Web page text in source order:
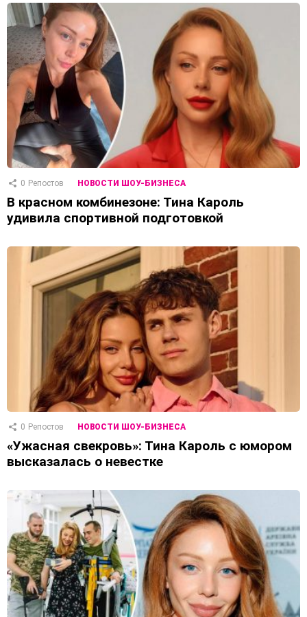
0 Репостов НОВОСТИ ШОУ-БИЗНЕСА
В красном комбинезоне: Тина Кароль
удивила спортивной подготовкой
0 Репостов НОВОСТИ ШОУ-БИЗНЕСА
«Ужасная свекровь»: Тина Кароль с юмором
высказалась о невестке